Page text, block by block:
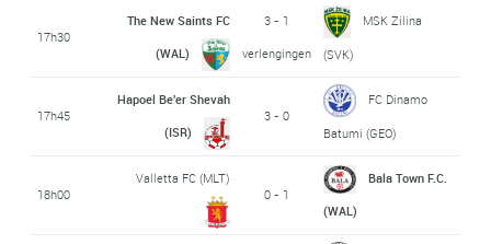
17h30
The New Saints FC
(WAL)
3 - 1
verlengingen
MSK Zilina
(SVK)
17h45
Hapoel Be'er Shevah
(ISR)
3 - 0
FC Dinamo
Batumi (GEO)
18h00
Valletta FC (MLT)
0 - 1
Bala Town F.C.
(WAL)